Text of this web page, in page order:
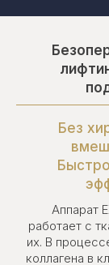
Без
Аппарат
работает с
их. В
коллагена в